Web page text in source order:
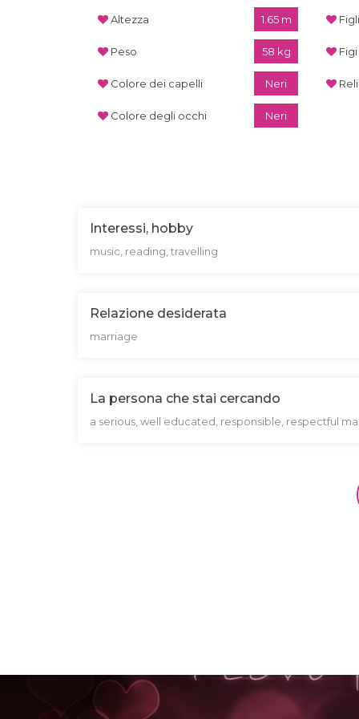
Altezza 1.65 m
Peso 58 kg
Colore dei capelli Neri
Colore degli occhi Neri
Figli
Interessi, hobby
music, reading, travelling
Relazione desiderata
marriage
La persona che stai cercando
a serious, well educated, responsible, respectful